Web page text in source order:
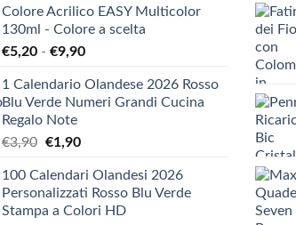
prezzo:
da
€12,10
Colore Acrilico EASY Multicolor
130ml - Colore a scelta
€5,20 - €9,90Fascia
prezzo:
da
1 Calendario Olandese 2026 Rosso
Blu Verde Numeri Grandi Cucina
Regalo Note
€3,90 Il
originale
era:
€3,90.
€1,90Il
attuale
è:
€1,90.
100 Calendari Olandesi 2026
Personalizzati Rosso Blu Verde
Stampa a Colori HD